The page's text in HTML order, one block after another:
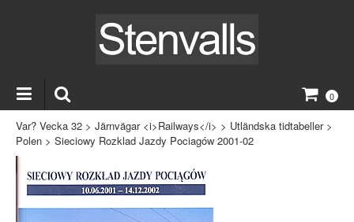
0
Var? Vecka 32 > Järnvägar <i>Railways</i> > Utländska tidtabeller>
Polen > Sieciowy Rozklad Jazdy Pociagów 2001-02